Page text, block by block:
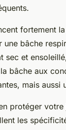
fortement
bâche
sec et
bâche aux
mais aussi
protéger votre
les